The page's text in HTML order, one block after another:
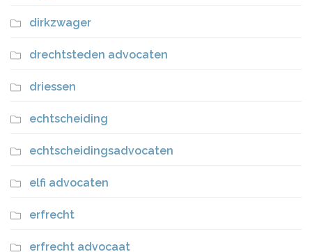
dirkzwager
drechtsteden advocaten
driessen
echtscheiding
echtscheidingsadvocaten
elfi advocaten
erfrecht
erfrecht advocaat